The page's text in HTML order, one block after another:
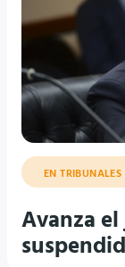
EN TRIBUNALES
Avanza